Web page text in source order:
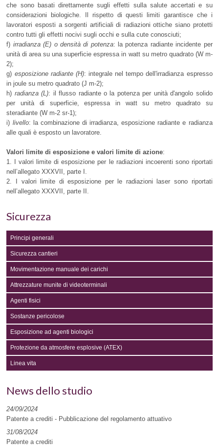
che sono basati direttamente sugli effetti sulla salute accertati e su
considerazioni biologiche. Il rispetto di questi limiti garantisce che i
lavoratori esposti a sorgenti artificiali di radiazioni ottiche siano protetti
contro tutti gli effetti nocivi sugli occhi e sulla cute conosciuti;
f) irradianza (E) o densità di potenza: la potenza radiante incidente per
unità di area su una superficie espressa in watt su metro quadrato (W m-
2);
g) esposizione radiante (H): integrale nel tempo dell'irradianza espresso
in joule su metro quadrato (J m-2);
h) radianza (L): il flusso radiante o la potenza per unità d'angolo solido
per unità di superficie, espressa in watt su metro quadrato su
steradiante (W m-2 sr-1);
i) livello: la combinazione di irradianza, esposizione radiante e radianza
alle quali è esposto un lavoratore.
Valori limite di esposizione e valori limite di azione:
1. I valori limite di esposizione per le radiazioni incoerenti sono riportati
nell’allegato XXXVII, parte I.
2. I valori limite di esposizione per le radiazioni laser sono riportati
nell’allegato XXXVII, parte II.
Sicurezza
Principi generali
Sicurezza cantieri
Movimentazione manuale dei carichi
Attrezzature munite di videoterminali
Agenti fisici
Sostanze pericolose
Esposizione ad agenti biologici
Protezione da atmosfere esplosive (ATEX)
Linea vita
News dello studio
24/09/2024
Patente a crediti - Pubblicazione del regolamento attuativo
31/08/2024
Patente a crediti